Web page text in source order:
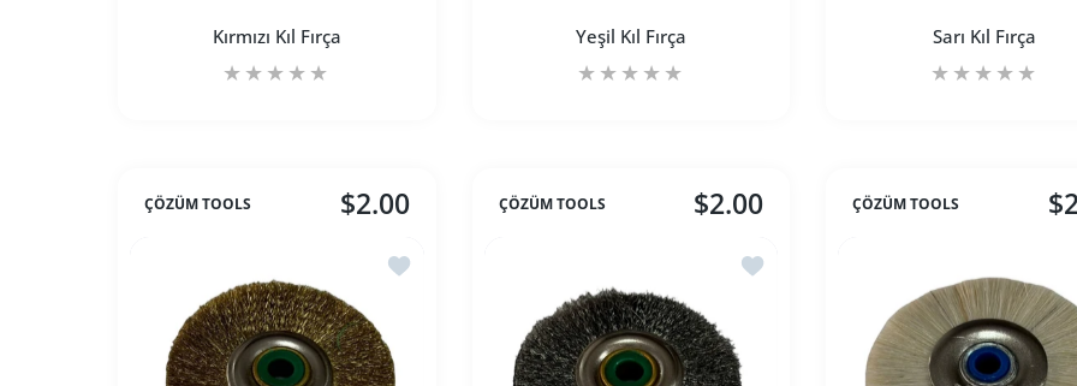
Kırmızı Kıl Fırça
Kırmızı Kıl Fırça Default Title için adedi artırın
Kırmızı Kıl Fırça Default Title için adedi artırın
SEPETE EKLE
Yeşil Kıl Fırça
Yeşil Kıl Fırça Default Title için adedi artırın
Yeşil Kıl Fırça Default Title için adedi artırın
Sarı Kıl Fırça
Sarı Kıl Fırça
SEPETE EKLE
ÇÖZÜM TOOLS $2.00
İstek listesine ekle Sarı Dar Tel Fırça
ÇÖZÜM TOOLS $2.00
İstek listesine ekle Beyaz Dar Tel Fırça
ÇÖZÜM TOOLS